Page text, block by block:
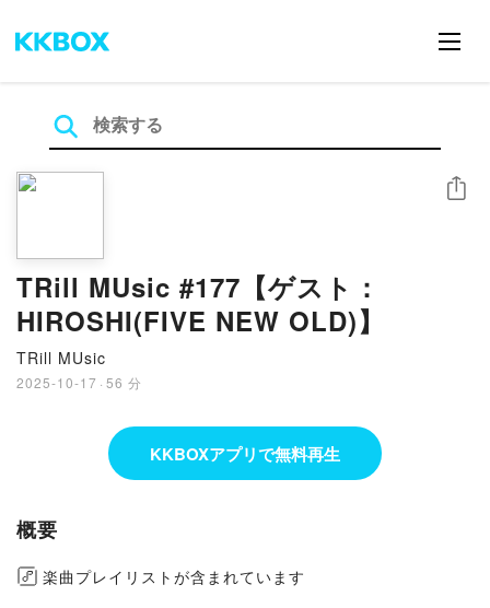
TRill MUsic #177【ゲスト：
HIROSHI(FIVE NEW OLD)】
TRill MUsic
2025-10-17 · 56 分
シェア
KKBOXアプリで無料再生
概要
楽曲プレイリストが含まれています